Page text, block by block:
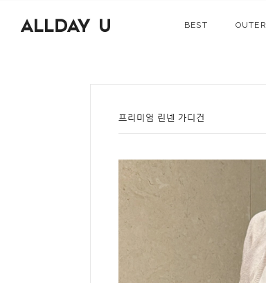
BEST OUTER
프리미엄 린넨 가디건